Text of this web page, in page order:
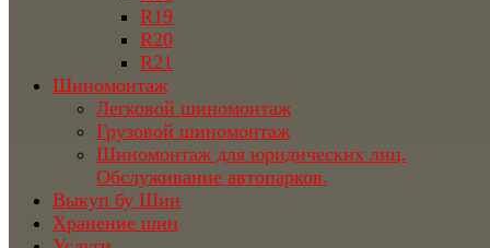
R19
R20
R21
Шиномонтаж
Легковой шиномонтаж
Грузовой шиномонтаж
Шиномонтаж для юридических лиц.
Обслуживание автопарков.
Выкуп бу Шин
Хранение шин